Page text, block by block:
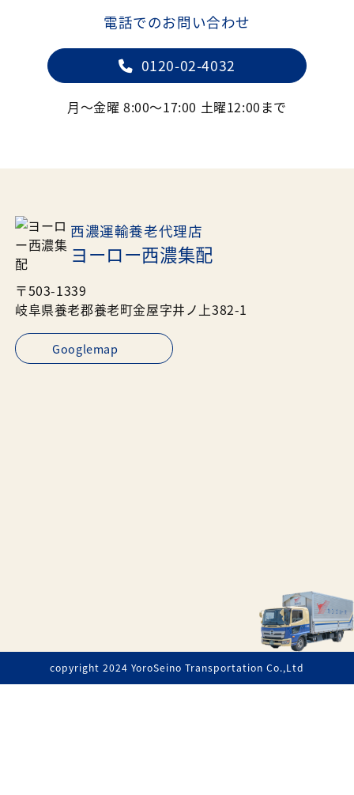
電話でのお問い合わせ
0120-02-4032
月～金曜 8:00～17:00 土曜12:00まで
西濃運輸養老代理店
ヨーロー西濃集配
〒503-1339
岐阜県養老郡養老町金屋字井ノ上382-1
Googlemap
copyright 2024 YoroSeino Transportation Co.,Ltd